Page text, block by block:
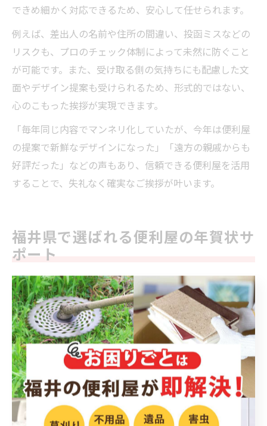
できめ細かく対応できるため、安心して任せられます。
例えば、差出人の名前や住所の間違い、投函ミスなどの
リスクも、プロのチェック体制によって未然に防ぐこと
が可能です。また、受け取る側の気持ちにも配慮した文
面やデザイン提案も受けられるため、形式的ではない、
心のこもった挨拶が実現できます。
「毎年同じ内容でマンネリ化していたが、今年は便利屋
の提案で新鮮なデザインになった」「遠方の親戚からも
好評だった」などの声もあり、信頼できる便利屋を活用
することで、失礼なく確実なご挨拶が叶います。
福井県で選ばれる便利屋の年賀状サ
ポート
福井の便利屋が提供する年賀状サポートの実力
福井県内では、便利屋による年賀状作成サポートが年々
注目を集めています。その理由は、単なる印刷代行にと
どまらず、宛名書きや文面のチェック、投函までワンス
トップで任せられる利便性にあります。忙しい年末や高
齢の方、パソコン操作が苦手な方でも安心して利用で
き、細やかな対応が好評です。